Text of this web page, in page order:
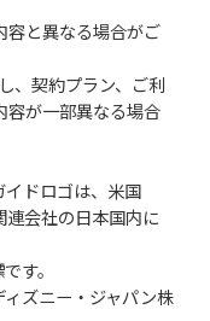
容と異なる場合がご
、契約プラン、ご利
容が一部異なる場合
ドロゴは、米国
会社の日本国内に
す。
ィズニー・ジャパン株